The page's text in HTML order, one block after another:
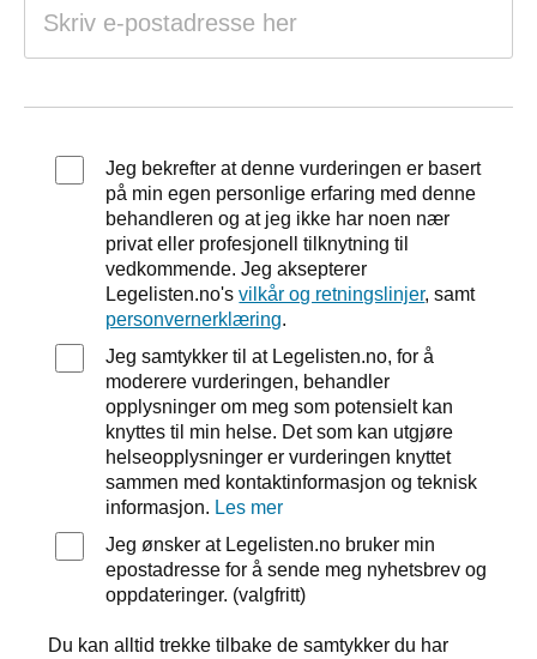
Jeg bekrefter at denne vurderingen er basert
på min egen personlige erfaring med denne
behandleren og at jeg ikke har noen nær
privat eller profesjonell tilknytning til
vedkommende. Jeg aksepterer
Legelisten.no'svilkår og retningslinjer, samt
personvernerklæring.
Jeg samtykker til at Legelisten.no, for å
moderere vurderingen, behandler
opplysninger om meg som potensielt kan
knyttes til min helse. Det som kan utgjøre
helseopplysninger er vurderingen knyttet
sammen med kontaktinformasjon og teknisk
informasjon. Les mer
Jeg ønsker at Legelisten.no bruker min
epostadresse for å sende meg nyhetsbrev og
oppdateringer. (valgfritt)
Du kan alltid trekke tilbake de samtykker du har